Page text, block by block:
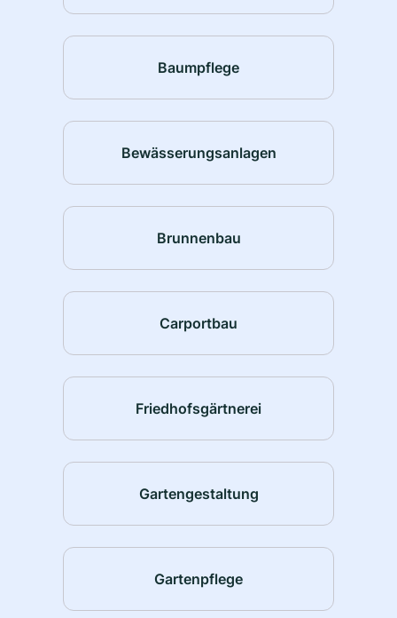
Baumpflege
Bewässerungsanlagen
Brunnenbau
Carportbau
Friedhofsgärtnerei
Gartengestaltung
Gartenpflege